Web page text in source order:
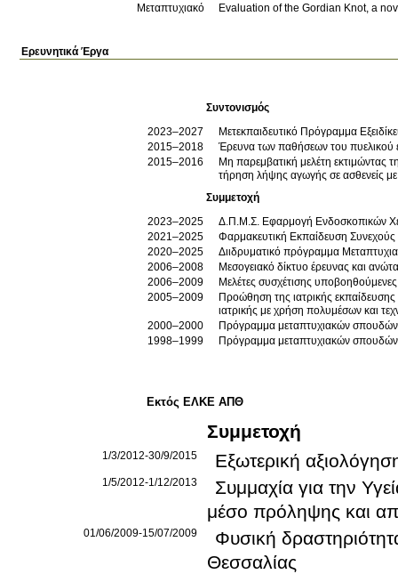
Μεταπτυχιακό Evaluation of the Gordian Knot, a
Ερευνητικά Έργα
Συντονισμός
2023–2027
Μετεκπαιδευτικό Πρόγραμμα
2015–2018
Έρευνα των παθήσεων του πυελικού
2015–2016
Μη παρεμβατική μελέτη εκτιμώντας
τήρηση λήψης αγωγής σε ασθενείς
Συμμετοχή
2023–2025
Δ.Π.Μ.Σ. Εφαρμογή Ενδοσκοπικών
2021–2025
Φαρμακευτική Εκπαίδευση
2020–2025
Διιδρυματικό πρόγραμμα
2006–2008
Μεσογειακό δίκτυο έρευνας και
2006–2009
Μελέτες συσχέτισης
2005–2009
Προώθηση της ιατρικής εκπαίδευσης
ιατρικής με χρήση πολυμέσων και
2000–2000
Πρόγραμμα μεταπτυχιακών
1998–1999
Πρόγραμμα μεταπτυχιακών
Εκτός ΕΛΚΕ ΑΠΘ
Συμμετοχή
1/3/2012-30/9/2015 Εξωτερική
1/5/2012-1/12/2013
Συμμαχία για την
μέσο πρόληψης και
01/06/2009-15/07/2009
Φυσική
Θεσσαλίας